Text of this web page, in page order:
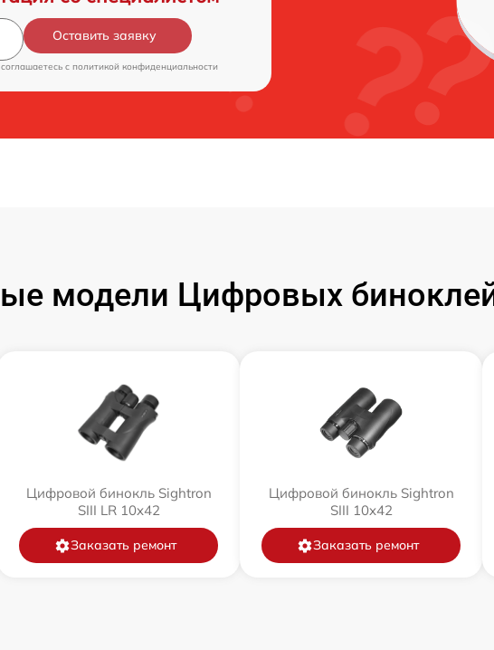
Оставить заявку
c политикой конфиденциальности
модели Цифровых
Цифровой бинокль Sightron
SIII LR 10x42
Заказать ремонт
Цифровой бинокль Sightron
SIII 10x42
Заказать ремонт